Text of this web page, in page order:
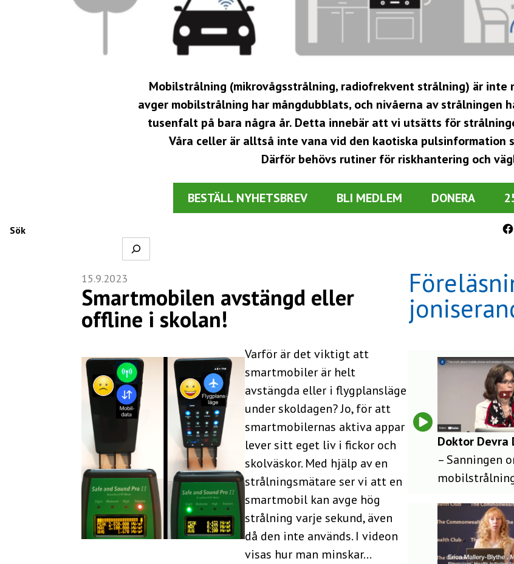
Mobilstrålning (mikrovågsstrålning, radiofrekvent strålning) är inte
avger mobilstrålning har mångdubblats, och nivåerna av strålningen
tusenfalt på bara några år. Detta innebär att vi utsätts för
Våra celler är alltså inte vana vid den kaotiska pulsinformation
Därför behövs rutiner för riskhantering och
BESTÄLL NYHETSBREV BLI MEDLEM DONERA
Sök Facebook
15.9.2023
Smartmobilen avstängd eller
offline i skolan!
Varför är det viktigt att
smartmobiler är helt
avstängda eller i flygplansläge
under skoldagen? Jo, för att
smartmobilernas aktiva appar
lever sitt eget liv i fickor och
skolväskor. Med hjälp av en
strålningsmätare ser vi att en
smartmobil kan avge hög
strålning varje sekund, även
då den inte används. I videon
visas hur man minskar…
Doktor Devra
– Sanningen